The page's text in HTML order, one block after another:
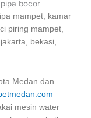
bocor
mampet, kamar
piring mampet,
bekasi,
Medan dan
mesin water